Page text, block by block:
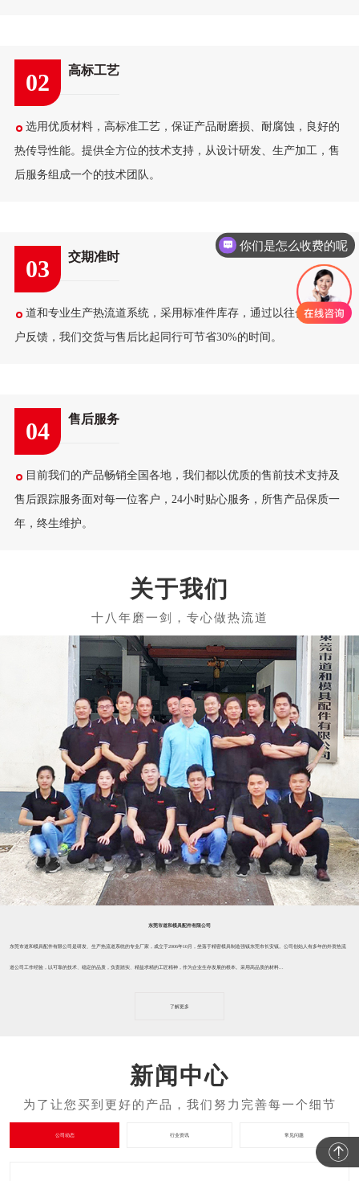
02 高标工艺
选用优质材料，高标准工艺，保证产品耐磨损、耐腐蚀，良好的
热传导性能。提供全方位的技术支持，从设计研发、生产加工，售
后服务组成一个的技术团队。
03 交期准时
道和专业生产热流道系统，采用标准件库存，通过以往合作的客
户反馈，我们交货与售后比起同行可节省30%的时间。
04 售后服务
目前我们的产品畅销全国各地，我们都以优质的售前技术支持及
售后跟踪服务面对每一位客户，24小时贴心服务，所售产品保质一
年，终生维护。
关于我们
东莞市道和模具配件有限公司
东莞市道和模具配件有限公司是研发、生产热流道系统的专业厂家，成立于2006年10月，坐落于精密模具制造强镇东莞市长安镇。公司创始人有多年的外资热流
道公司工作经验，以可靠的技术、稳定的品质，负责踏实、精益求精的工匠精神，作为企业生存发展的根本。采用高品质的材料...
了解更多
新闻中心
公司动态 行业资讯 常见问题
你们是怎么收费的呢